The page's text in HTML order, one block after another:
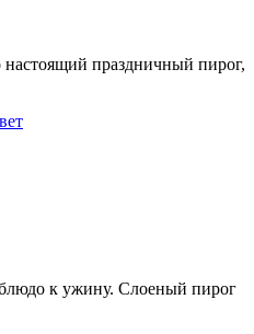
праздничный пирог,
блюдо к ужину. Слоеный пирог